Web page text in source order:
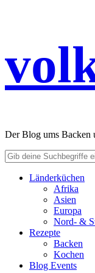
Der Blog ums Backen
Länderküchen
Afrika
Asien
Europa
Nord- &
Rezepte
Backen
Kochen
Blog Events